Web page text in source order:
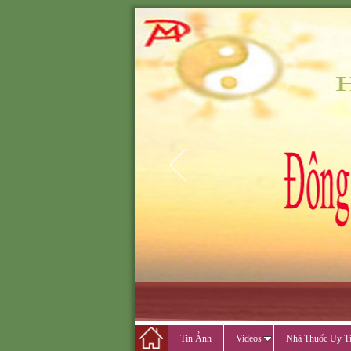
ĐÔNG Y MINH
ĐÔNG Y
Tin Ảnh Videos Nhà Thuốc Uy